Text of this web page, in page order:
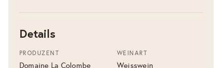
Details
PRODUZENT
Domaine La Colombe
WEINART
Weisswein